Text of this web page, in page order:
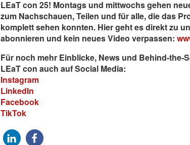
LEaT con 25! Montags und mittwochs gehen
zum Nachschauen, Teilen und für alle, die das
komplett sehen konnten. Hier geht es direkt zu
abonnieren und kein neues Video verpassen:
Für noch mehr Einblicke, News und Behind-the-
LEaT con auch auf Social Media:
Instagram
LinkedIn
Facebook
TikTok